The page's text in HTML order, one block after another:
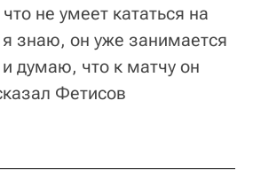
не умеет кататься на
я знаю, он уже занимается
думаю, что к матчу он
Фетисов